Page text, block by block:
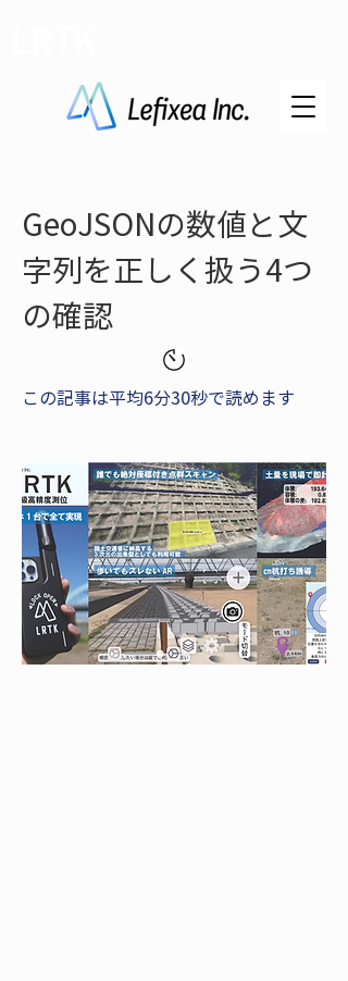
GeoJSONの数値と文
字列を正しく扱う4つ
の確認
この記事は平均6分30秒で読めます